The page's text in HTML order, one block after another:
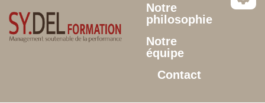
Notre
philosophie
Notre
équipe
Contact